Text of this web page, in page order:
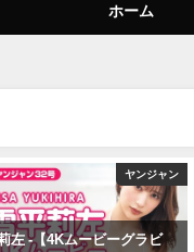
ホーム
ヤンジャン
左 -【4Kムービーグラビ